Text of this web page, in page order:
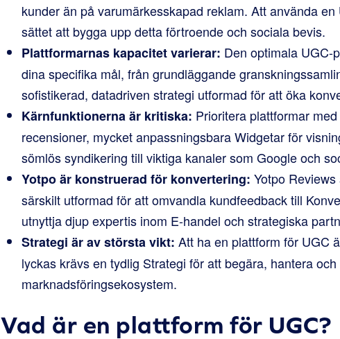
kunder än på varumärkesskapad reklam. Att använda
sättet att bygga upp detta förtroende och sociala bevis.
Plattformarnas kapacitet varierar: Den optimala UGC-
dina specifika mål, från grundläggande
sofistikerad, datadriven strategi utformad för att öka
Kärnfunktionerna är kritiska: Prioritera plattformar
recensioner, mycket anpassningsbara Widgetar för
sömlös syndikering till viktiga kanaler som Google och
Yotpo är konstruerad för konvertering: Yotpo
särskilt utformad för att omvandla kundfeedback till
utnyttja djup expertis inom E-handel och strategiska
Strategi är av största vikt: Att ha en plattform för UGC
lyckas krävs en tydlig Strategi för att begära, hantera
marknadsföringsekosystem.
Vad är en plattform för UGC?